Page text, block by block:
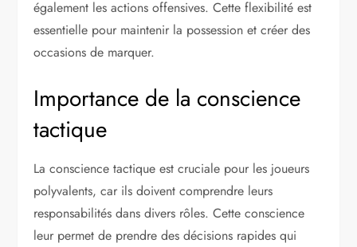
également les actions offensives. Cette flexibilité est
essentielle pour maintenir la possession et créer des
occasions de marquer.
Importance de la conscience
tactique
La conscience tactique est cruciale pour les joueurs
polyvalents, car ils doivent comprendre leurs
responsabilités dans divers rôles. Cette conscience
leur permet de prendre des décisions rapides qui